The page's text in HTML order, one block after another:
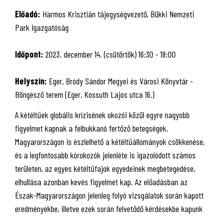
Előadó: Harmos Krisztián tájegységvezető, Bükki Nemzeti
Park Igazgatóság
Időpont: 2023. december 14. (csütörtök) 16:30 - 18:00
Helyszín: Eger, Bródy Sándor Megyei és Városi Könyvtár -
Böngésző terem (Eger, Kossuth Lajos utca 16.)
A kétéltűek globális krízisének okozói közül egyre nagyobb
figyelmet kapnak a felbukkanó fertőző betegségek.
Magyarországon is észlelhető a kétéltűállományok csökkenése,
és a legfontosabb kórokozók jelenléte is igazolódott számos
területen, az egyes kétéltűfajok egyedeinek megbetegedése,
elhullása azonban kevés figyelmet kap. Az előadásban az
Észak-Magyarországon jelenleg folyó vizsgálatok során kapott
eredményekbe, illetve ezek során felvetődő kérdésekbe kapunk